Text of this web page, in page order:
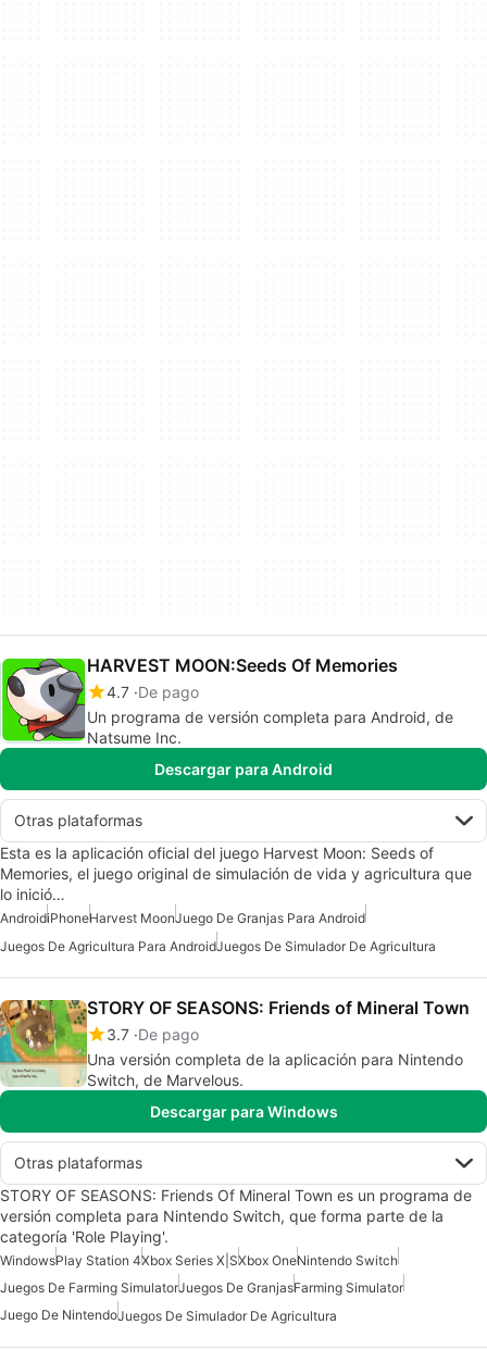
HARVEST MOON:Seeds Of Memories
4.7 De pago
Un programa de versión completa para Android, de
Natsume Inc.
Descargar para Android
Otras plataformas
Esta es la aplicación oficial del juego Harvest Moon: Seeds of
Memories, el juego original de simulación de vida y agricultura que
lo inició…
AndroidiPhoneHarvest MoonJuego De Granjas Para Android
Juegos De Agricultura Para AndroidJuegos De Simulador De Agricultura
STORY OF SEASONS: Friends of Mineral Town
3.7 De pago
Una versión completa de la aplicación para Nintendo
Switch, de Marvelous.
Descargar para Windows
Otras plataformas
STORY OF SEASONS: Friends Of Mineral Town es un programa de
versión completa para Nintendo Switch, que forma parte de la
categoría 'Role Playing'.
WindowsPlay Station 4Xbox Series X|SXbox OneNintendo Switch
Juegos De Farming SimulatorJuegos De GranjasFarming Simulator
Juego De NintendoJuegos De Simulador De Agricultura